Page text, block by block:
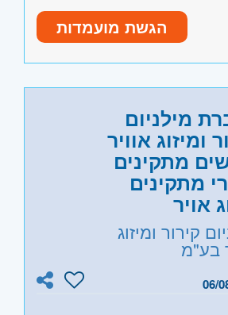
עצמאית ובצוות.
מלאה
טבריה והכנרת, עפולה,
נהריה והגליל המערבי,
חיפה והכרמל, גולן
הגשת מועמדות
מילניום
ומיזוג אוויר
מתקינים
מתקינים
אויר
קירור ומיזוג
בע"מ
06/